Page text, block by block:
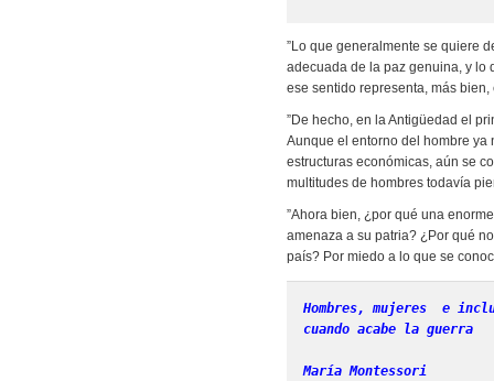
”Lo que generalmente se quiere
adecuada de la paz genuina, y lo
ese sentido representa, más
”De hecho, en la Antigüedad el
Aunque el entorno del hombre ya
estructuras económicas, aún se
multitudes de hombres todavía
”Ahora bien, ¿por qué una
amenaza a su patria? ¿Por qué
país? Por miedo a lo que se
Hombres, mujeres  e
cuando acabe la guerra
María Montessori